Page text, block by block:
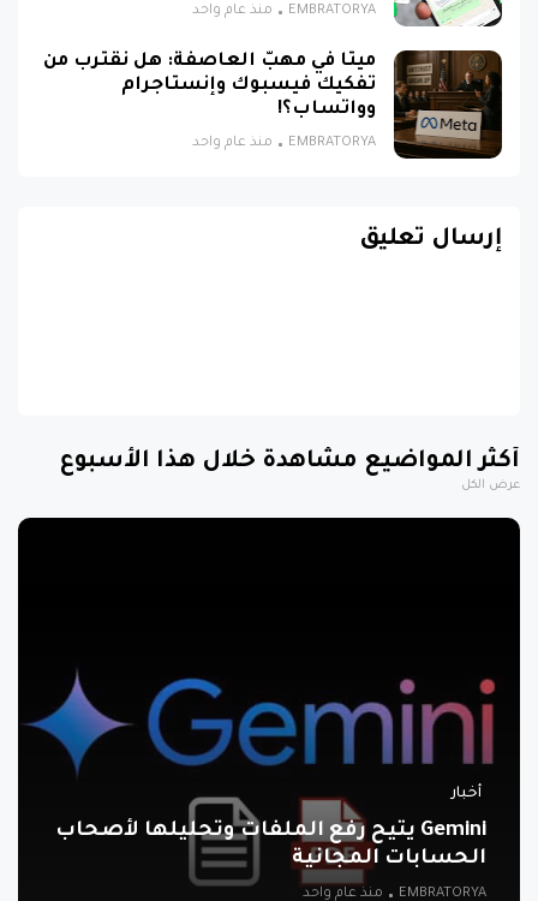
EMBRATORYA منذ عام واحد
ميتا في مهبّ العاصفة: هل نقترب من
تفكيك فيسبوك وإنستاجرام
وواتساب؟!
EMBRATORYA منذ عام واحد
إرسال تعليق
أكثر المواضيع مشاهدة خلال هذا الأسبوع
عرض الكل
أخبار
Gemini يتيح رفع الملفات وتحليلها لأصحاب
الحسابات المجانية
EMBRATORYA منذ عام واحد